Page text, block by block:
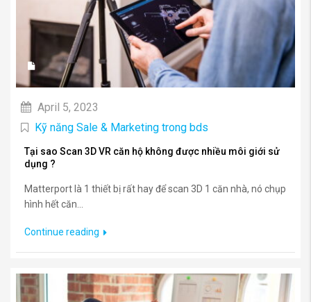
April 5, 2023
Kỹ năng Sale & Marketing trong bds
Tại sao Scan 3D VR căn hộ không được nhiều môi giới sử
dụng ?
Matterport là 1 thiết bị rất hay để scan 3D 1 căn nhà, nó chụp
hình hết căn...
Continue reading